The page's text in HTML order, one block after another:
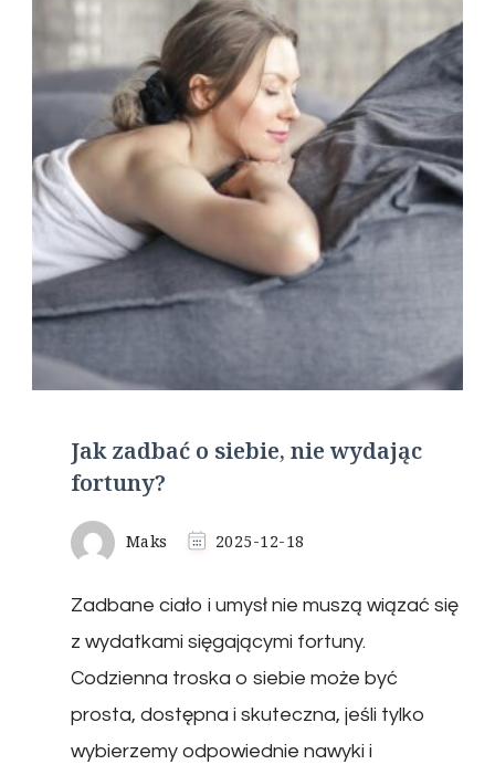
Jak zadbać o siebie, nie wydając
fortuny?
Maks 2025-12-18
Zadbane ciało i umysł nie muszą wiązać się
z wydatkami sięgającymi fortuny.
Codzienna troska o siebie może być
prosta, dostępna i skuteczna, jeśli tylko
wybierzemy odpowiednie nawyki i